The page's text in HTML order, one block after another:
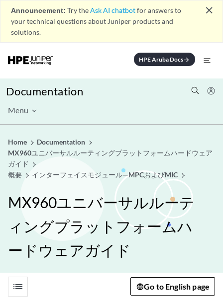
Announcement: Try theAsk AI chatbotfor answers to
your technical questions about Juniper products and
solutions.
close
HPE Aruba Docsarrow_forward
Documentation
Menu
Home
Documentation
MX960ユニバーサルルーティングプラットフォームハードウェア
ガイド
概要
インターフェイスモジュール—MPCおよびMIC
MX960ユニバーサルルーテ
ィングプラットフォームハ
ードウェアガイド
list Go to English page